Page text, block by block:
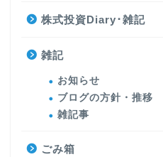
株式投資Diary･雑記
雑記
お知らせ
ブログの方針・推移
雑記事
ごみ箱